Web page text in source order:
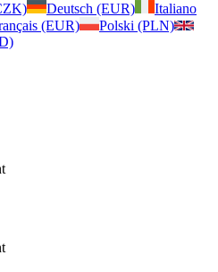
Deutsch (EUR)
Italiano
(EUR)
Polski (PLN)